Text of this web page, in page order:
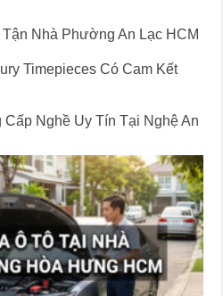
Nhà Phường An Lạc HCM
Timepieces Có Cam Kết
Nghề Uy Tín Tại Nghệ An